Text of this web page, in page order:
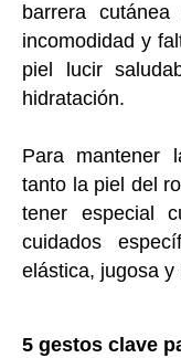
barrera
incomodidad y
piel lucir
hidratación.
Para mantener
tanto la piel del
tener especial
cuidados
elástica, jugosa y
5 gestos clave